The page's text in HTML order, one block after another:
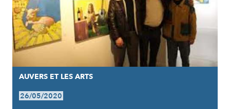
AUVERS ET LES ARTS
26/05/2020